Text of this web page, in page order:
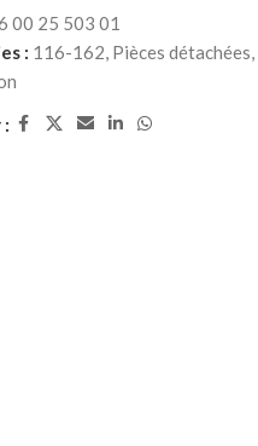
00 25 503 01
: 116-162, Pièces détachées,